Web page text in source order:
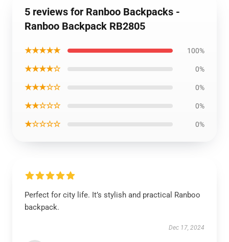
5 reviews for Ranboo Backpacks -
Ranboo Backpack RB2805
★★★★★ 100%
★★★★☆ 0%
★★★☆☆ 0%
★★☆☆☆ 0%
★☆☆☆☆ 0%
Perfect for city life. It’s stylish and practical Ranboo
backpack.
Dec 17, 2024